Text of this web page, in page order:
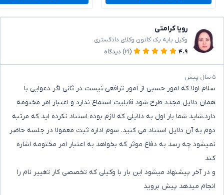
رویا کرامتی
وکیل پایه یک کانون وکلای دادگستری
۴.۹
(۲۱) دیدگاه
۵ سال پیش
سلام اولا که امور حسبی از امور ترافعی نیست در ثانی اگر دعوایی با
همان دلایل مجدد طرح شود قابلیت استماع ندارد و اعتبار امر مختومه
دارد.شاید شما بار اول به دلایلی که لازم بوده استناد نکرده اید که مرتبه
دوم به آن دلایل استناد می کنید. سوم اداره ثبت معمولا در جلسه حاضر
نمیشود چه رسد به دفاع موثر که بخواهد به اعتبار امر مختومه اشاره
کند
و در آخر پیشنهاد میشود این بار با وکیلی که تخصصی کار تغییر نام را
انجام میدهد پیش بروید